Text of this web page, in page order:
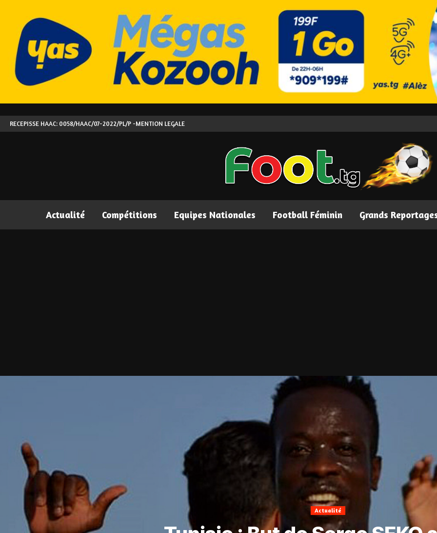
RECEPISSE HAAC: 0058/HAAC/07-2022/PL/P -MENTION LEGALE
Actualité Compétitions Equipes Nationales Football Féminin Grands
Actualité